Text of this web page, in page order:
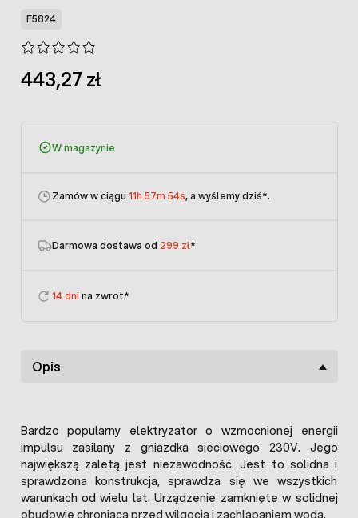
F5824
443,27 zł
W magazynie
Zamów w ciągu 11h 57m 54s, a wyślemy dziś*.
Darmowa dostawa od 299 zł*
14 dni na zwrot*
Opis
Bardzo popularny elektryzator o wzmocnionej energii
impulsu zasilany z gniazdka sieciowego 230V. Jego
największą zaletą jest niezawodność. Jest to solidna i
sprawdzona konstrukcja, sprawdza się we wszystkich
warunkach od wielu lat. Urządzenie zamknięte w solidnej